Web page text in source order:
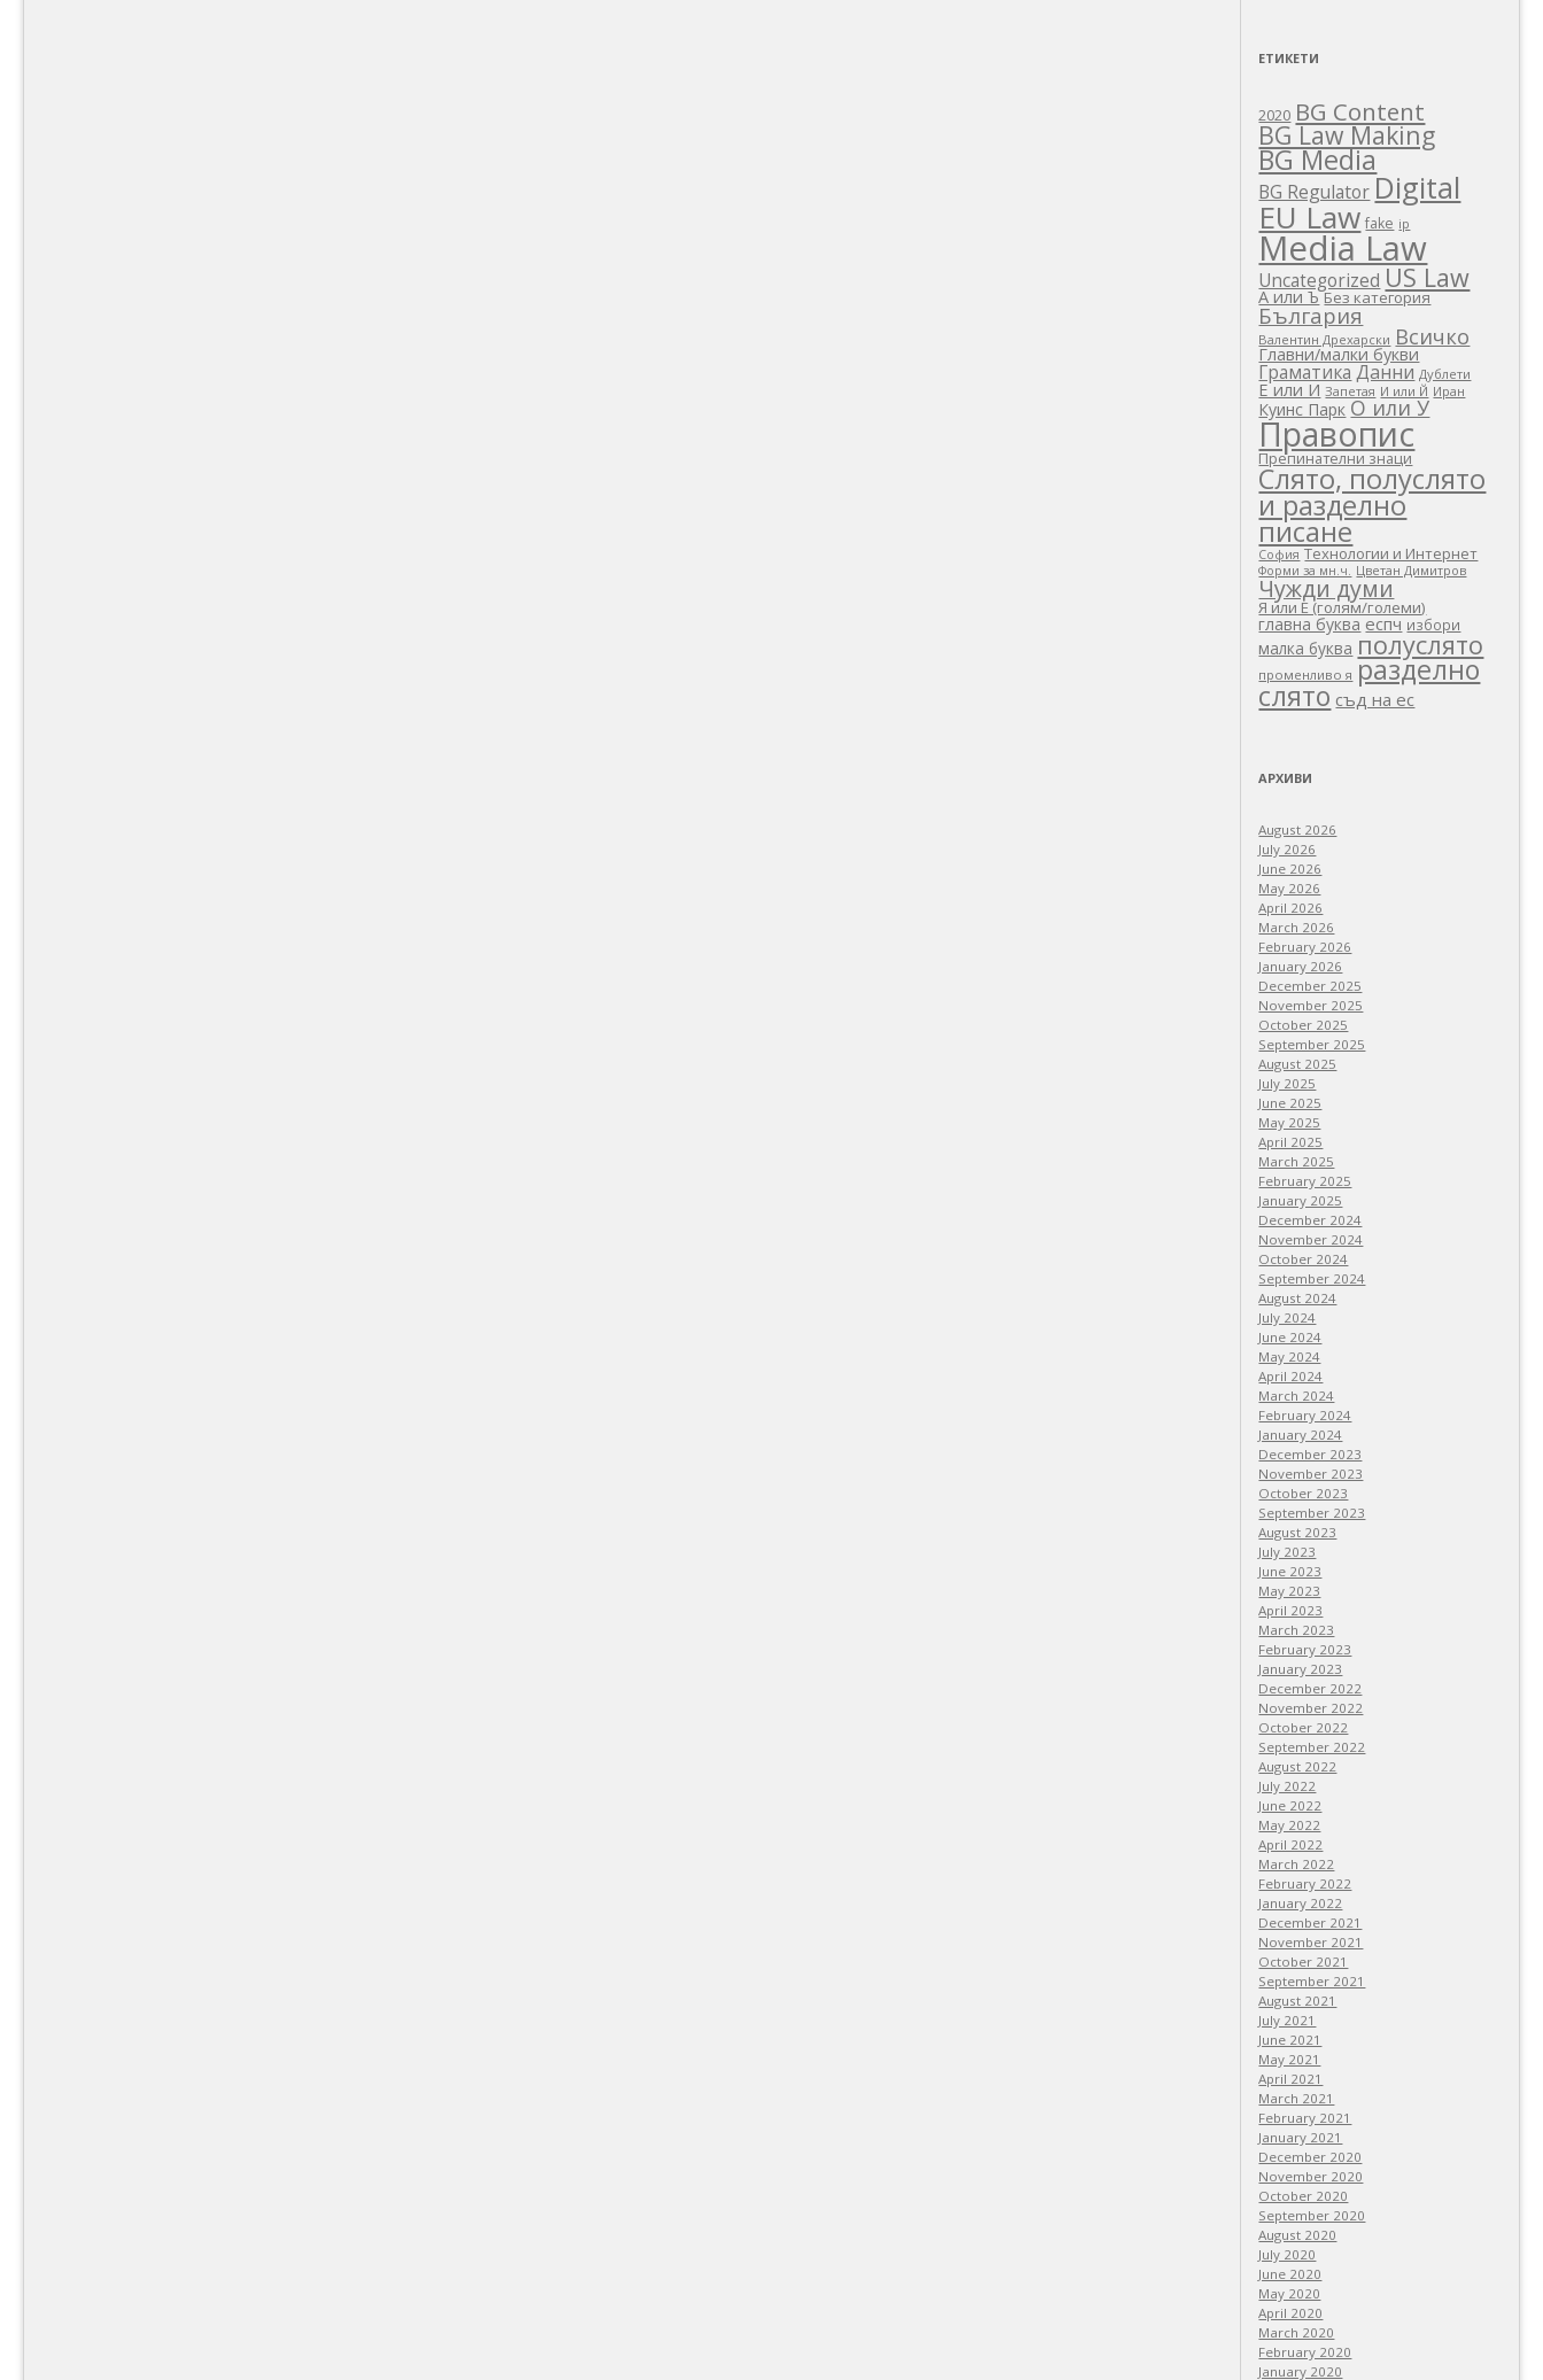
ЕТИКЕТИ
2020 BG Content
BG Law Making
BG Media
BG Regulator Digital
EU Law fake ip
Media Law
Uncategorized US Law
А или Ъ Без категория
България
Валентин Дрехарски Всичко
Главни/малки букви
Граматика Данни Дублети
Е или И Запетая И или Й Иран
Куинс Парк О или У
Правопис
Препинателни знаци
Слято, полуслято
и разделно
писане
София Технологии и Интернет
Форми за мн.ч. Цветан Димитров
Чужди думи
Я или Е (голям/големи)
главна буква еспч избори
малка буква полуслято
променливо я разделно
слято съд на ес
АРХИВИ
August 2026
July 2026
June 2026
May 2026
April 2026
March 2026
February 2026
January 2026
December 2025
November 2025
October 2025
September 2025
August 2025
July 2025
June 2025
May 2025
April 2025
March 2025
February 2025
January 2025
December 2024
November 2024
October 2024
September 2024
August 2024
July 2024
June 2024
May 2024
April 2024
March 2024
February 2024
January 2024
December 2023
November 2023
October 2023
September 2023
August 2023
July 2023
June 2023
May 2023
April 2023
March 2023
February 2023
January 2023
December 2022
November 2022
October 2022
September 2022
August 2022
July 2022
June 2022
May 2022
April 2022
March 2022
February 2022
January 2022
December 2021
November 2021
October 2021
September 2021
August 2021
July 2021
June 2021
May 2021
April 2021
March 2021
February 2021
January 2021
December 2020
November 2020
October 2020
September 2020
August 2020
July 2020
June 2020
May 2020
April 2020
March 2020
February 2020
January 2020